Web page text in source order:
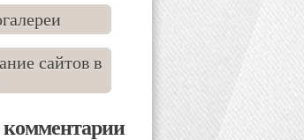
сайтов в